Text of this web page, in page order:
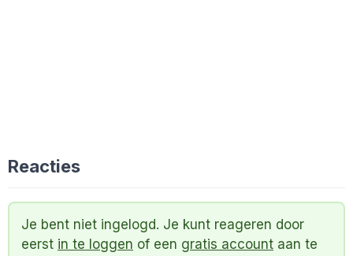
Reacties
Je bent niet ingelogd. Je kunt reageren door
eerst in te loggen of een gratis account aan te